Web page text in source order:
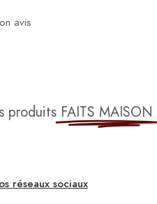
avis
produits FAITS MAISON
réseaux sociaux